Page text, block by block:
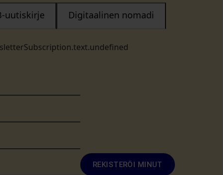
uutiskirje Digitaalinen nomadi
REKISTERÖI MINUT